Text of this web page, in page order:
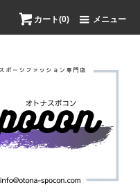
カート(0) メニュー